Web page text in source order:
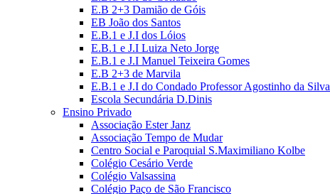
E.B 2+3 Damião de Góis
EB João dos Santos
E.B.1 e J.I dos Lóios
E.B.1 e J.I Luiza Neto Jorge
E.B.1 e J.I Manuel Teixeira Gomes
E.B 2+3 de Marvila
E.B.1 e J.I do Condado Professor Agostinho da Silva
Escola Secundária D.Dinis
Ensino Privado
Associação Ester Janz
Associação Tempo de Mudar
Centro Social e Paroquial S.Maximiliano Kolbe
Colégio Cesário Verde
Colégio Valsassina
Colégio Paço de São Francisco